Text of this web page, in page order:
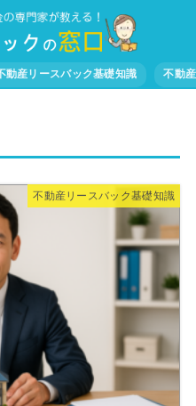
動産リースバック基礎知識 不動
不動産リースバック基礎知識